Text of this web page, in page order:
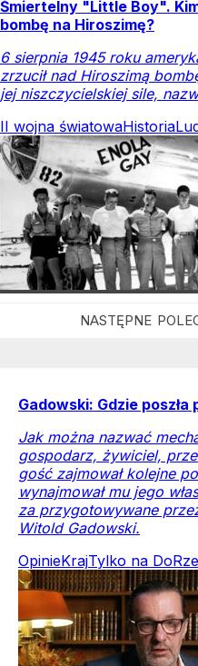
Śmiertelny "Little Boy".
bombę na Hiroszimę?
6 sierpnia 1945 roku
zrzucił nad Hiroszimą
jej niszczycielskiej sile,
II wojna światowaHistoria
Gadowski: Gdzie
Jak można nazwać
gospodarz, żywiciel,
gość zajmował kolejne
wynajmował mu jego
za przygotowywane
Witold Gadowski.
OpinieKrajTylko na